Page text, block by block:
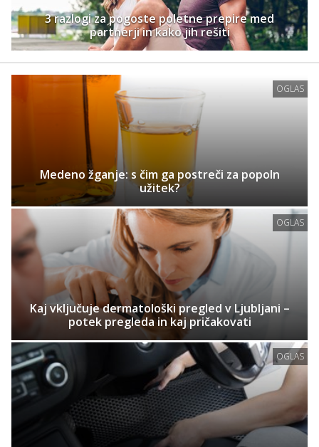
3 razlogi za pogoste poletne prepire med
partnerji in kako jih rešiti
OGLAS
Medeno žganje: s čim ga postreči za popoln
užitek?
OGLAS
Kaj vključuje dermatološki pregled v Ljubljani –
potek pregleda in kaj pričakovati
OGLAS